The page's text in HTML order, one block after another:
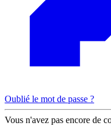
Oublié le mot de passe ?
Vous n'avez pas encore de